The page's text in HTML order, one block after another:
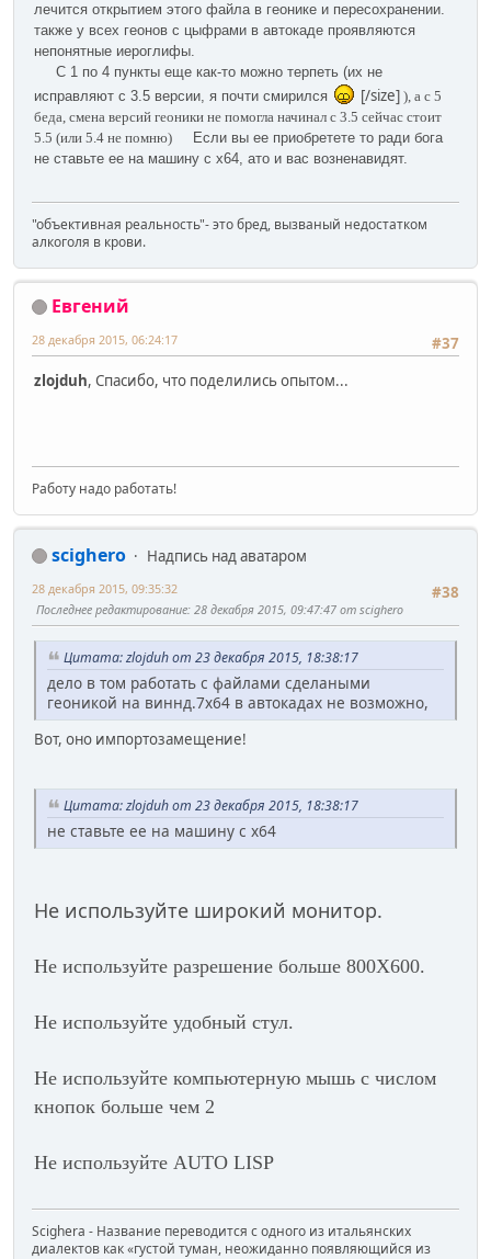
лечится открытием этого файла в геонике и пересохранении.
также у всех геонов с цыфрами в автокаде проявляются
непонятные иероглифы.
С 1 по 4 пункты еще как-то можно терпеть (их не
исправляют с 3.5 версии, я почти смирился
[/size] ), а с 5
беда, смена версий геоники не помогла начинал с 3.5 сейчас стоит
5.5 (или 5.4 не помню)
Если вы ее приобретете то ради бога
не ставьте ее на машину с х64, ато и вас возненавидят.
"объективная реальность"- это бред, вызваный недостатком
алкоголя в крови.
Евгений
#37
28 декабря 2015, 06:24:17
zlojduh, Спасибо, что поделились опытом...
Работу надо работать!
scighero
Надпись над аватаром
#38
28 декабря 2015, 09:35:32
Последнее редактирование: 28 декабря 2015, 09:47:47 от scighero
Цитата: zlojduh от 23 декабря 2015, 18:38:17
дело в том работать с файлами сделаными
геоникой на виннд.7х64 в автокадах не возможно,
Вот, оно импортозамещение!
Цитата: zlojduh от 23 декабря 2015, 18:38:17
не ставьте ее на машину с х64
Не используйте широкий монитор.
Не используйте разрешение больше 800Х600.
Не используйте удобный стул.
Не используйте компьютерную мышь с числом
кнопок больше чем 2
Не используйте AUTO LISP
Scighera - Название переводится с одного из итальянских
диалектов как «густой туман, неожиданно появляющийся из